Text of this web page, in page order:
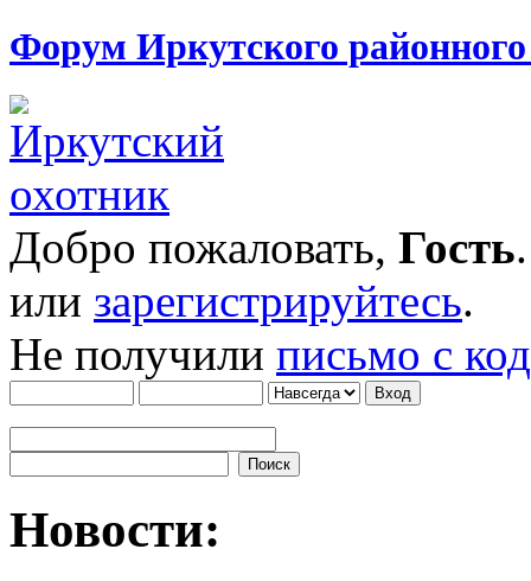
Форум Иркутского
Добро пожаловать, Гость
или зарегистрируйтесь.
Не получили письмо с
Новости: